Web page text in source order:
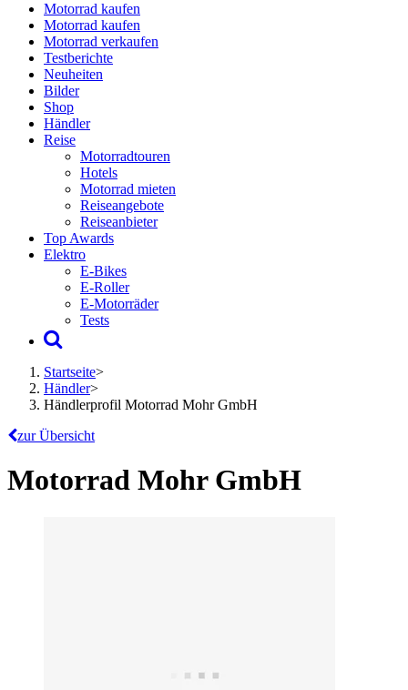
Motorrad kaufen
Motorrad kaufen
Motorrad verkaufen
Testberichte
Neuheiten
Bilder
Shop
Händler
Reise
Motorradtouren
Hotels
Motorrad mieten
Reiseangebote
Reiseanbieter
Top Awards
Elektro
E-Bikes
E-Roller
E-Motorräder
Tests
Startseite>
Händler>
Händlerprofil Motorrad Mohr GmbH
zur Übersicht
Motorrad Mohr GmbH